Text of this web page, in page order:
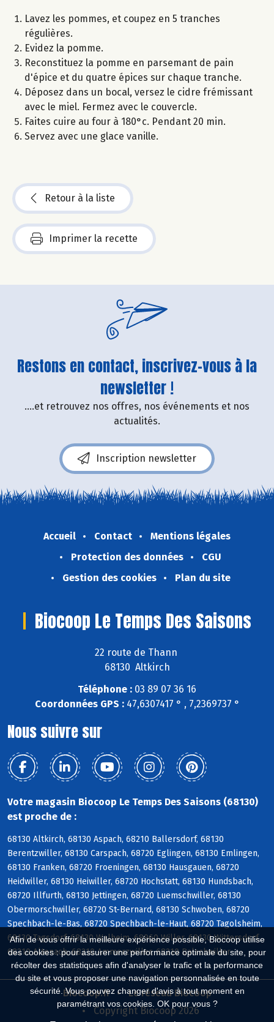
Afin de vous offrir la meilleure expérience possible, Biocoop utilise
des cookies : pour assurer une performance optimale du site, pour
récolter des statistiques afin d'analyser le trafic et la performance
du site et vous proposer une navigation personnalisée en toute
sécurité. Vous pouvez changer d'avis à tout moment en
paramétrant vos cookies. OK pour vous ?
Lavez les pommes, et coupez en 5 tranches
régulières.
Evidez la pomme.
Reconstituez la pomme en parsemant de pain
d'épice et du quatre épices sur chaque tranche.
Déposez dans un bocal, versez le cidre frémissant
avec le miel. Fermez avec le couvercle.
Faites cuire au four à 180°c. Pendant 20 min.
Servez avec une glace vanille.
Retour à la liste
Imprimer la recette
Restons en contact, inscrivez-vous à la
newsletter !
....et retrouvez nos offres, nos événements et nos
actualités.
Inscription newsletter
Accueil Contact
Mentions légales
Protection des données
CGU
Gestion des cookies
Plan du site
Biocoop Le Temps Des Saisons
22 route de Thann
68130 Altkirch
Téléphone : 03 89 07 36 16
Coordonnées GPS :47,6307417 ° , 7,2369737 °
Nous suivre sur
Votre magasin Biocoop Le Temps Des Saisons (68130)
est proche de :
68130 Altkirch, 68130 Aspach, 68210 Ballersdorf, 68130
Berentzwiller, 68130 Carspach, 68720 Eglingen, 68130 Emlingen,
68130 Franken, 68720 Froeningen, 68130 Hausgauen, 68720
Heidwiller, 68130 Heiwiller, 68720 Hochstatt, 68130 Hundsbach,
68720 Illfurth, 68130 Jettingen, 68720 Luemschwiller, 68130
Obermorschwiller, 68720 St-Bernard, 68130 Schwoben, 68720
Spechbach-le-Bas, 68720 Spechbach-le-Haut, 68720 Tagolsheim,
68130 Tagsdorf, 68130 Walheim, 68960 Willer, 68130 Wittersdorf,
68210 Altenach, 68210 Ammerzwiller, 68210 Balschwiller
Biocoop.fr
Le réseau Biocoop
Copyright Biocoop 2026